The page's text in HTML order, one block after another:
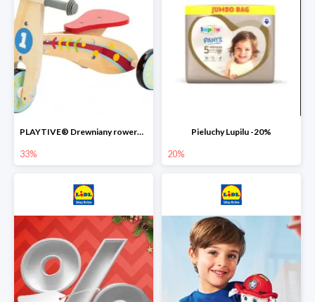
PLAYTIVE® Drewniany rowerek biegowy -33%
33%
Pieluchy Lupilu -20%
20%